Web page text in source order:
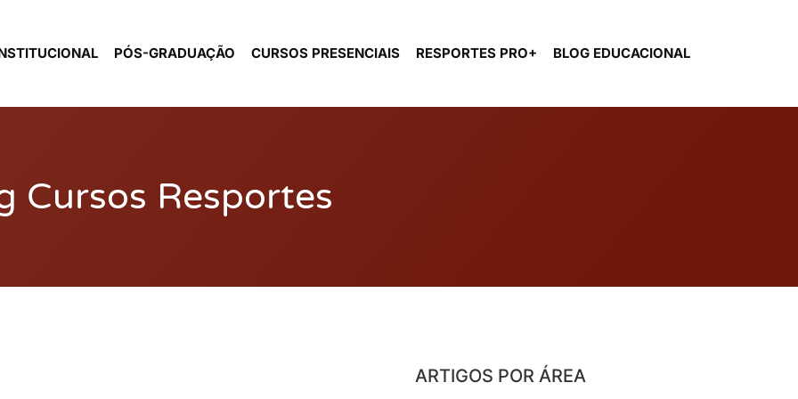
PÓS-GRADUAÇÃO CURSOS PRESENCIAIS RESPORTES PRO+ BLOG EDUCACIONAL
Cursos Resportes
ARTIGOS POR ÁREA